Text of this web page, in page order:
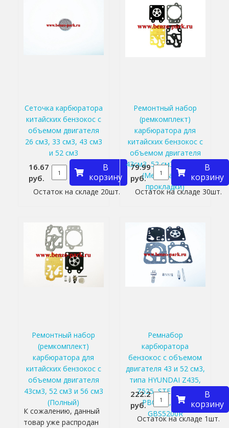
Сеточка карбюратора
китайских бензокос с
объемом двигателя
26 см3, 33 см3, 43 см3
и 52 см3
16.67
руб.
В
корзину
Остаток на складе 20шт.
Ремонтный набор
(ремкомплект)
карбюратора для
китайских бензокос с
объемом двигателя
43см3, 52 см3 и 56 см3
(Мембраны и
прокладки)
79.99
руб.
В
корзину
Остаток на складе 30шт.
Ремонтный набор
(ремкомплект)
карбюратора для
китайских бензокос с
объемом двигателя
43см3, 52 см3 и 56 см3
(Полный)
К сожалению, данный
товар уже распродан
Ремнабор
карбюратора
бензокос с объемом
двигателя 43 и 52 см3,
типа HYUNDAI Z435,
Z525, STERWINS
PBC43R, DDE
GBS5200R
222.2
руб.
В
корзину
Остаток на складе 1шт.